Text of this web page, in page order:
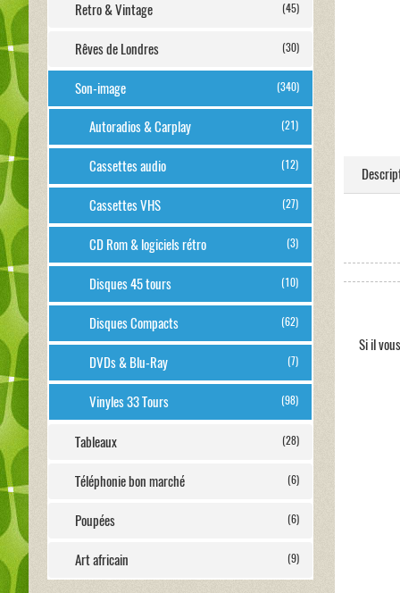
Retro & Vintage (45)
Rêves de Londres (30)
Son-image (340)
Autoradios & Carplay (21)
Cassettes audio (12)
Cassettes VHS (27)
CD Rom & logiciels rétro (3)
Disques 45 tours (10)
Disques Compacts (62)
DVDs & Blu-Ray (7)
Vinyles 33 Tours (98)
Tableaux (28)
Téléphonie bon marché (6)
Poupées (6)
Art africain (9)
Si il